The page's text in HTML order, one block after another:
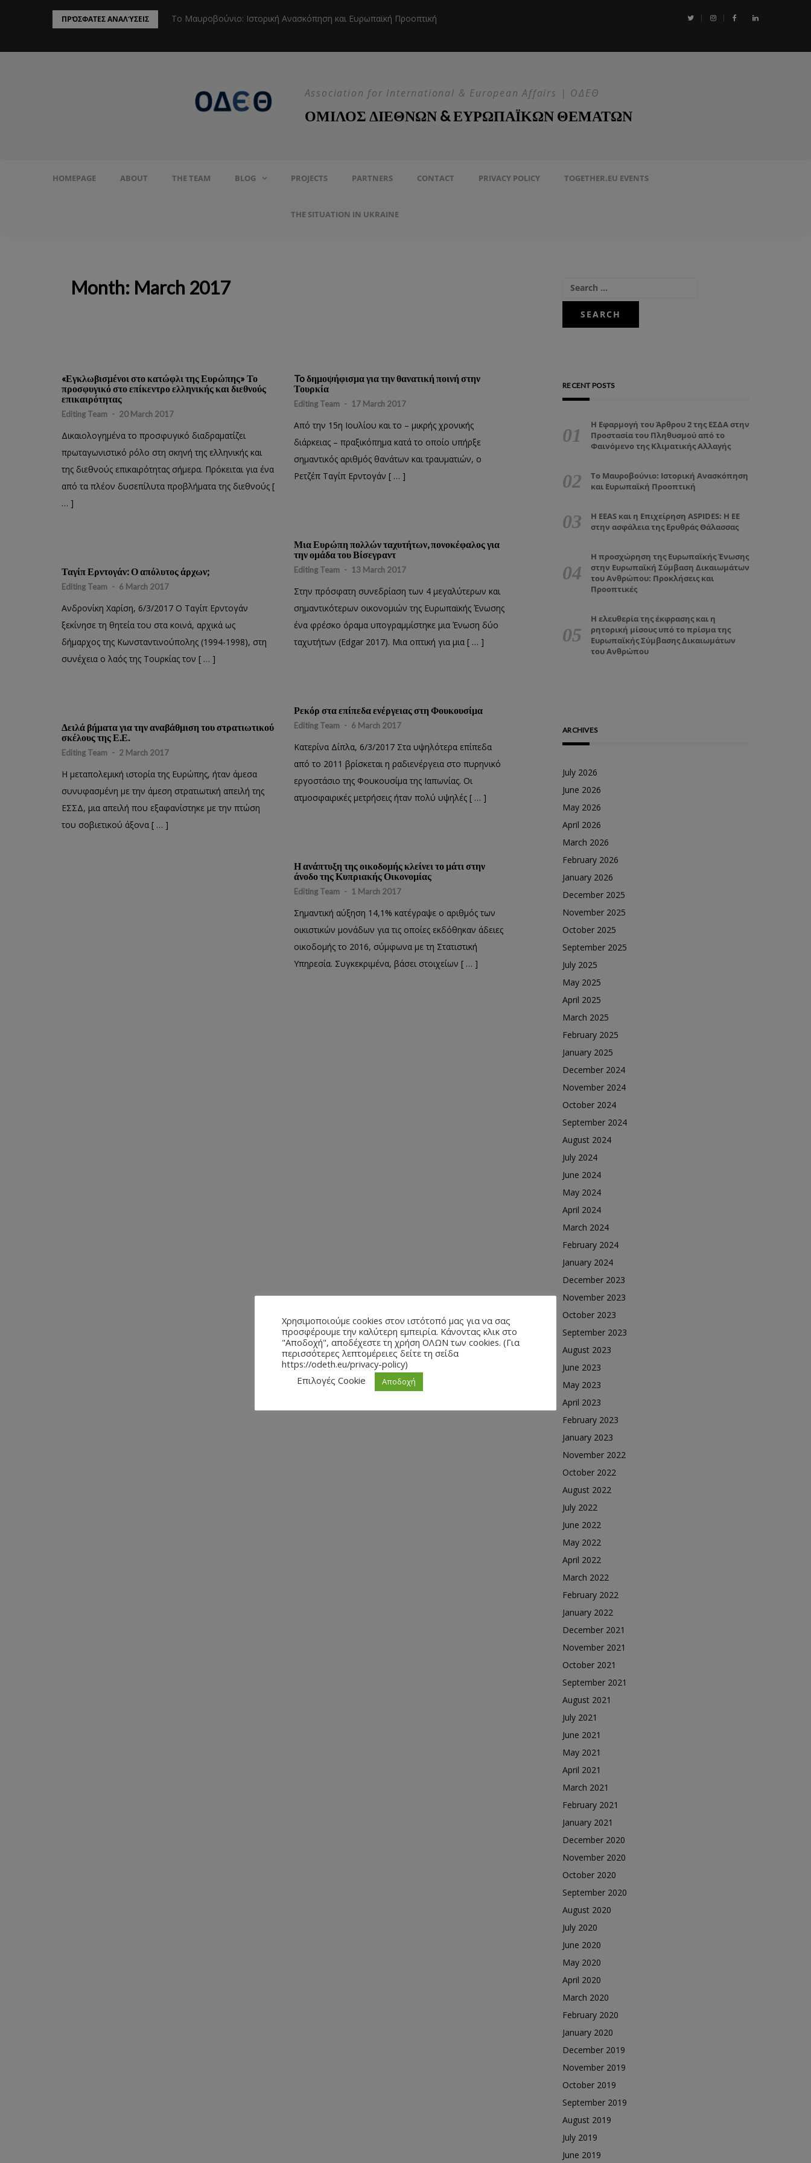
ΠΡΌΣΦΑΤΕΣ ΑΝΑΛΎΣΕΙΣ
Προστασία του Πληθυσμού από το Το Μαυροβούνιο: Ιστορική Ανασκόπηση και Ευρωπαϊκή Προοπτική Η EEAS και η Επιχείρηση ASPIDES: Η ΕΕ στην ασφάλεια της Ερυθράς
Association for International & European Affairs | ΟΔΕΘ
ΟΜΙΛΟΣ ΔΙΕΘΝΩΝ & ΕΥΡΩΠΑΪΚΩΝ ΘΕΜΑΤΩΝ
HOMEPAGE ABOUT THE TEAM BLOG PROJECTS PARTNERS CONTACT PRIVACY POLICY TOGETHER.EU EVENTS
THE SITUATION IN UKRAINE
Month: March 2017
«Εγκλωβισμένοι στο κατώφλι της Ευρώπης» Το
προσφυγικό στο επίκεντρο ελληνικής και διεθνούς
επικαιρότητας
Editing Team - 20 March 2017
Δικαιολογημένα το προσφυγικό διαδραματίζει
πρωταγωνιστικό ρόλο στη σκηνή της ελληνικής και
της διεθνούς επικαιρότητας σήμερα. Πρόκειται για ένα
από τα πλέον δυσεπίλυτα προβλήματα της διεθνούς [
… ]
To δημοψήφισμα για την θανατική ποινή στην
Τουρκία
Editing Team - 17 March 2017
Από την 15η Ιουλίου και το – μικρής χρονικής
διάρκειας – πραξικόπημα κατά το οποίο υπήρξε
σημαντικός αριθμός θανάτων και τραυματιών, ο
Ρετζέπ Ταγίπ Ερντογάν [ … ]
Μια Ευρώπη πολλών ταχυτήτων, πονοκέφαλος για
την ομάδα του Βίσεγραντ
Editing Team - 13 March 2017
Στην πρόσφατη συνεδρίαση των 4 μεγαλύτερων και
σημαντικότερων οικονομιών της Ευρωπαϊκής Ένωσης
ένα φρέσκο όραμα υπογραμμίστηκε μια Ένωση δύο
ταχυτήτων (Edgar 2017). Μια οπτική για μια [ … ]
Ταγίπ Ερντογάν: Ο απόλυτος άρχων;
Editing Team - 6 March 2017
Ανδρονίκη Χαρίση, 6/3/2017 Ο Ταγίπ Ερντογάν
ξεκίνησε τη θητεία του στα κοινά, αρχικά ως
δήμαρχος της Κωνσταντινούπολης (1994-1998), στη
συνέχεια ο λαός της Τουρκίας τον [ … ]
Ρεκόρ στα επίπεδα ενέργειας στη Φουκουσίμα
Editing Team - 6 March 2017
Κατερίνα Δίπλα, 6/3/2017 Στα υψηλότερα επίπεδα
από το 2011 βρίσκεται η ραδιενέργεια στο πυρηνικό
εργοστάσιο της Φουκουσίμα της Ιαπωνίας. Οι
ατμοσφαιρικές μετρήσεις ήταν πολύ υψηλές [ … ]
Δειλά βήματα για την αναβάθμιση του στρατιωτικού
σκέλους της Ε.Ε.
Editing Team - 2 March 2017
Η μεταπολεμική ιστορία της Ευρώπης, ήταν άμεσα
συνυφασμένη με την άμεση στρατιωτική απειλή της
ΕΣΣΔ, μια απειλή που εξαφανίστηκε με την πτώση
του σοβιετικού άξονα [ … ]
Η ανάπτυξη της οικοδομής κλείνει το μάτι στην
άνοδο της Κυπριακής Οικονομίας
Editing Team - 1 March 2017
Σημαντική αύξηση 14,1% κατέγραψε ο αριθμός των
οικιστικών μονάδων για τις οποίες εκδόθηκαν άδειες
οικοδομής το 2016, σύμφωνα με τη Στατιστική
Υπηρεσία. Συγκεκριμένα, βάσει στοιχείων [ … ]
RECENT POSTS
Η Εφαρμογή του Άρθρου 2 της ΕΣΔΑ στην
Προστασία του Πληθυσμού από το
Φαινόμενο της Κλιματικής Αλλαγής
Το Μαυροβούνιο: Ιστορική Ανασκόπηση
και Ευρωπαϊκή Προοπτική
Η EEAS και η Επιχείρηση ASPIDES: Η ΕΕ
στην ασφάλεια της Ερυθράς Θάλασσας
Η προσχώρηση της Ευρωπαϊκής Ένωσης
στην Ευρωπαϊκή Σύμβαση Δικαιωμάτων
του Ανθρώπου: Προκλήσεις και
Προοπτικές
Η ελευθερία της έκφρασης και η
ρητορική μίσους υπό το πρίσμα της
Ευρωπαϊκής Σύμβασης Δικαιωμάτων
του Ανθρώπου
ARCHIVES
July 2026
June 2026
May 2026
April 2026
March 2026
February 2026
January 2026
December 2025
November 2025
October 2025
September 2025
July 2025
May 2025
April 2025
March 2025
February 2025
January 2025
December 2024
November 2024
October 2024
September 2024
August 2024
July 2024
June 2024
May 2024
April 2024
March 2024
February 2024
January 2024
December 2023
November 2023
October 2023
September 2023
August 2023
June 2023
May 2023
April 2023
February 2023
January 2023
November 2022
October 2022
August 2022
July 2022
June 2022
May 2022
April 2022
March 2022
February 2022
January 2022
December 2021
November 2021
October 2021
September 2021
August 2021
July 2021
June 2021
May 2021
April 2021
March 2021
February 2021
January 2021
December 2020
November 2020
October 2020
September 2020
August 2020
July 2020
June 2020
May 2020
April 2020
March 2020
February 2020
January 2020
December 2019
November 2019
October 2019
September 2019
August 2019
July 2019
June 2019
Χρησιμοποιούμε cookies στον ιστότοπό μας για να σας
προσφέρουμε την καλύτερη εμπειρία. Κάνοντας κλικ στο
"Αποδοχή", αποδέχεστε τη χρήση ΟΛΩΝ των cookies. (Για
περισσότερες λεπτομέρειες δείτε τη σείδα
https://odeth.eu/privacy-policy)
Επιλογές Cookie
Αποδοχή